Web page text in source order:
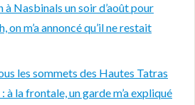
à Nasbinals un soir d’août pour
on m’a annoncé qu’il ne restait
les sommets des Hautes Tatras
à la frontale, un garde m’a expliqué